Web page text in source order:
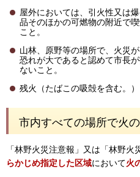
屋外においては、引火性又は
品そのほかの可燃物の附近で
こと。
山林、原野等の場所で、火災
恐れが大であると認めて市長
ないこと。
残火（たばこの吸殻を含む。
市内すべての場所で火
「林野火災注意報」又は「林野火
らかじめ指定した区域において火